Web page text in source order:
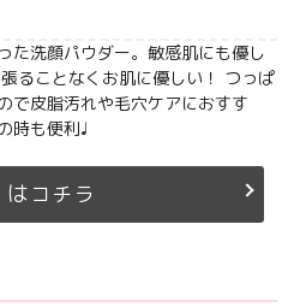
た洗顔パウダー。敏感肌にも優し
ることなくお肌に優しい！ つっぱ
で皮脂汚れや毛穴ケアにおすす
時も便利♩
は コチラ